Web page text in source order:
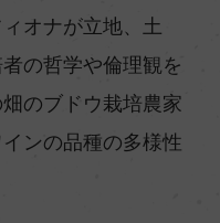
オナが立地、土
の哲学や倫理観を
のブドウ栽培農家
ンの品種の多様性